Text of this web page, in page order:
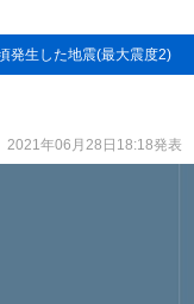
発生した地震(最大震度2)
2021年06月28日18:18発表